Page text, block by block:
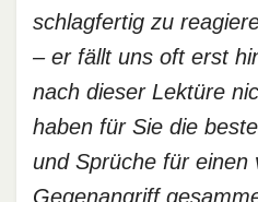
schlagfertig zu
– er fällt uns oft erst
nach dieser Lektüre
haben für Sie die
und Sprüche für einen
Gegenangriff